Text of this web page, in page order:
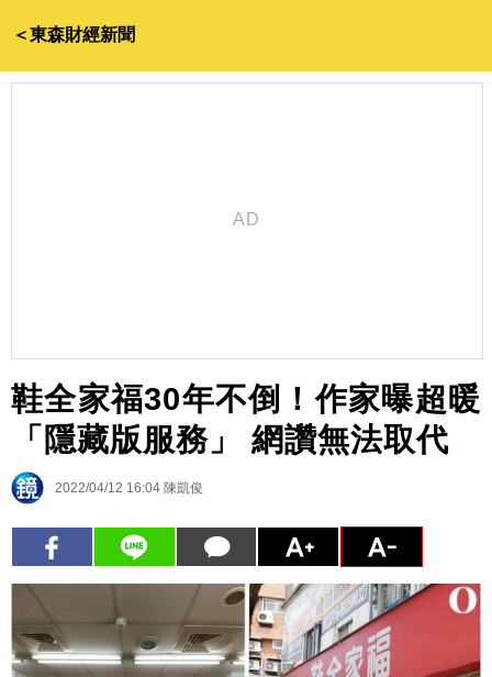
＜東森財經新聞
鞋全家福30年不倒！作家曝超暖
「隱藏版服務」 網讚無法取代
2022/04/12 16:04 陳凱俊